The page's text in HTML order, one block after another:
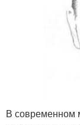
В современном